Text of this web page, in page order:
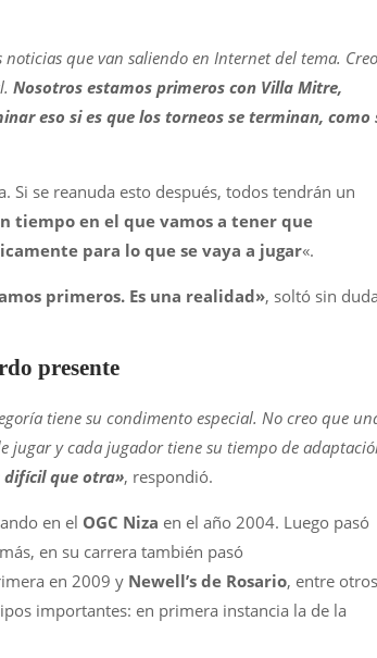
noticias que van saliendo en Internet del tema. Creo
Nosotros estamos primeros con Villa Mitre,
eso si es que los torneos se terminan, como
Si se reanuda esto después, todos tendrán un
tiempo en el que vamos a tener que
para lo que se vaya a jugar«.
primeros. Es una realidad», soltó sin
presente
tiene su condimento especial. No creo que
jugar y cada jugador tiene su tiempo de
difícil que otra», respondió.
en el OGC Niza en el año 2004. Luego pasó
en su carrera también pasó
en 2009 y Newell’s de Rosario, entre
importantes: en primera instancia la de la